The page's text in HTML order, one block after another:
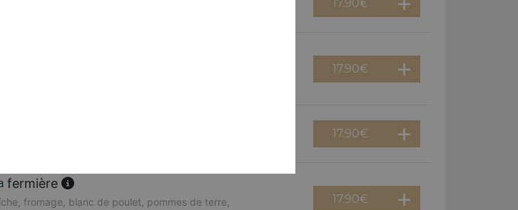
17.90€
17.90€
17.90€
fermière
fromage, blanc de poulet, pommes de terre,
17.90€